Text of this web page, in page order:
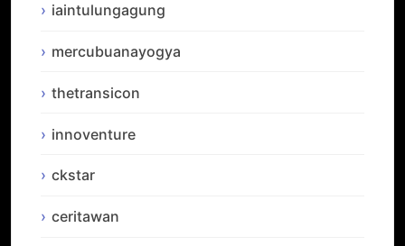
iaintulungagung
mercubuanayogya
thetransicon
innoventure
ckstar
ceritawan